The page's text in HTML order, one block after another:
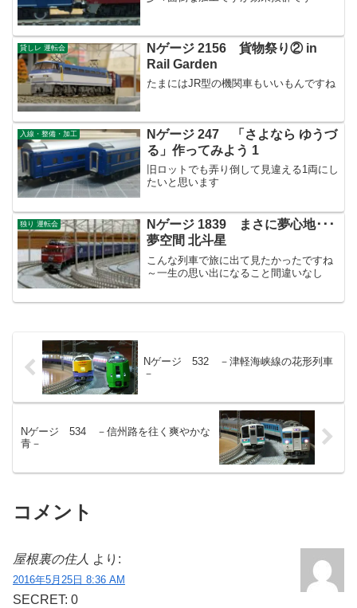
貸しレ 運転会
Nゲージ 2156 貨物祭り② in
Rail Garden
たまにはJR型の機関車もいいもんですね
入線・整備・加工
Nゲージ 247 「さよなら ゆうづ
る」作ってみよう 1
旧ロットでも弄り倒して見違える1両にし
たいと思います
独り 運転会
Nゲージ 1839 まさに夢心地･･･
夢空間 北斗星
こんな列車で旅に出て見たかったですね
～一生の思い出になること間違いなし
Nゲージ 532 －津軽海峡線の花形列車
－
Nゲージ 534 －信州路を往く爽やかな
青－
コメント
屋根裏の住人 より:
2016年5月25日 8:36 AM
SECRET: 0